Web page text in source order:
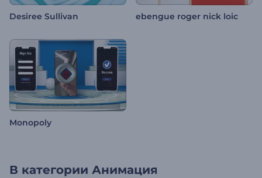
Desiree Sullivan ebengue roger nick loic
Monopoly
В категории Анимация